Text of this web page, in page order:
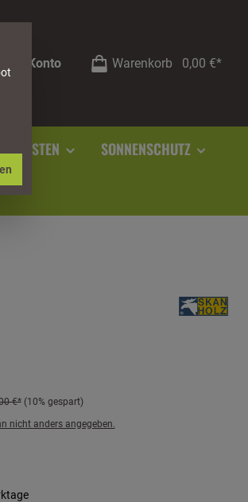
Mein Konto Warenkorb 0,00 €*
SONNENSCHUTZ
€* (10% gespart)
nicht anders angegeben.